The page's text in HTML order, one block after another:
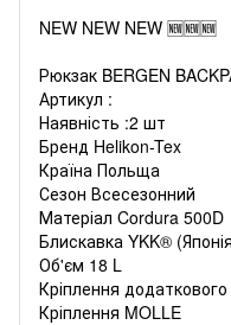
NEW NEW NEW 🆕🆕🆕
Рюкзак BERGEN
Артикул :
Наявність :2 шт
Бренд Helikon-Tex
Країна Польща
Сезон Всесезонний
Матеріал Cordura 500D
Блискавка YKK®
Об'єм 18 L
Кріплення
Кріплення MOLLE